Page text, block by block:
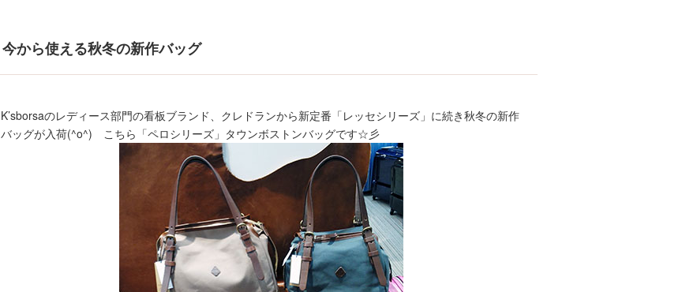
今から使える秋冬の新作バッグ
K’sborsaのレディース部門の看板ブランド、クレドランから新定番「レッセシリーズ」に続き秋冬の新作
バッグが入荷(^o^) こちら「ペロシリーズ」タウンボストンバッグです☆彡